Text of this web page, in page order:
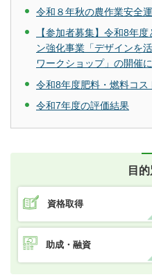
令和８年秋の農作業安全
【参加者募集】令和8年
ン強化事業「デザインを
ワークショップ」の開催
令和8年度肥料・燃料コ
令和7年度の評価結果
目
資格取得
助成・融資